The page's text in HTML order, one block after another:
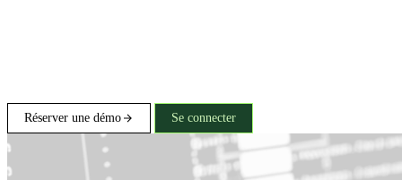
Réserver une démo Se connecter